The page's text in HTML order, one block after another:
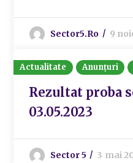
Sector5.ro 9
Actualitate Anunțuri
Rezultat proba
03.05.2023
Sector 5 3 mai